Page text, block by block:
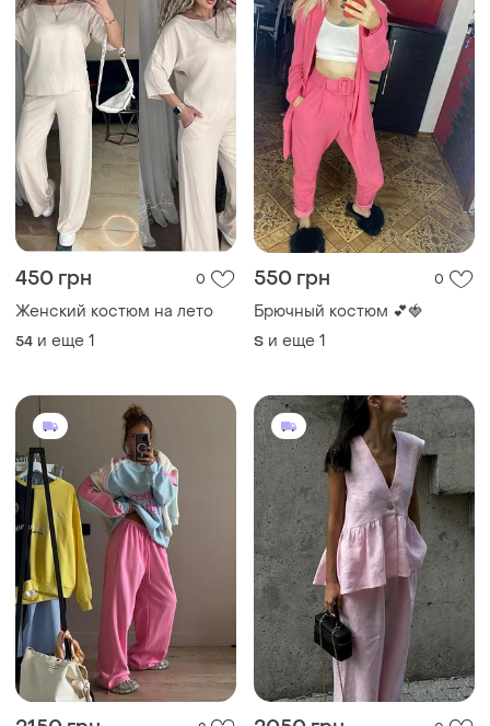
450 грн 0
Женский костюм на лето
54 и еще 1
550 грн 0
Брючный костюм 💕🍓
S и еще 1